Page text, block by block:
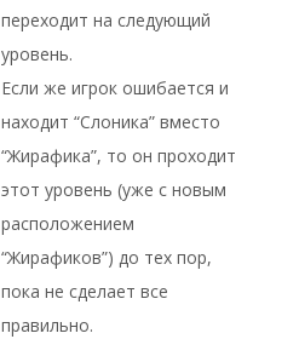
переходит на следующий
уровень.
Если же игрок ошибается и
находит “Слоника” вместо
“Жирафика”, то он проходит
этот уровень (уже с новым
расположением
“Жирафиков”) до тех пор,
пока не сделает все
правильно.